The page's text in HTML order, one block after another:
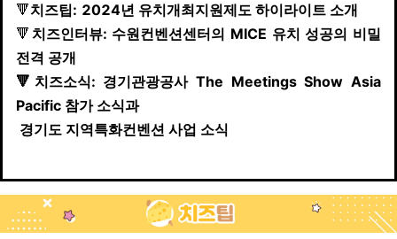
🔻치즈팁: 2024년 유치개최지원제도 하이라이트 소개
🔻 치즈인터뷰: 수원컨벤션센터의 MICE 유치 성공의 비밀
전격 공개
🔻치즈소식: 경기관광공사 The Meetings Show Asia
Pacific 참가 소식과
경기도 지역특화컨벤션 사업 소식